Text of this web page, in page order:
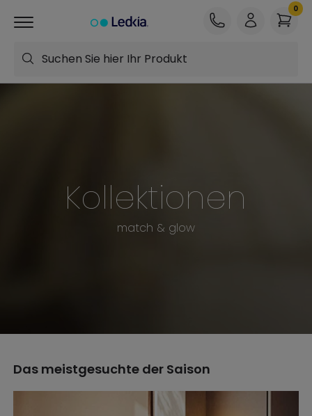
Suchen Sie hier Ihr Produkt
Kollektionen
match & glow
Das meistgesuchte der Saison